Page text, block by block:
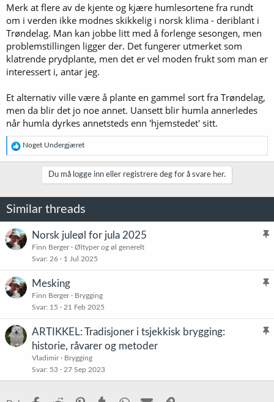
Merk at flere av de kjente og kjære humlesortene fra rundt
om i verden ikke modnes skikkelig i norsk klima - deriblant i
Trøndelag. Man kan jobbe litt med å forlenge sesongen, men
problemstillingen ligger der. Det fungerer utmerket som
klatrende prydplante, men det er vel moden frukt som man er
interessert i, antar jeg.
Et alternativ ville være å plante en gammel sort fra Trøndelag,
men da blir det jo noe annet. Uansett blir humla annerledes
når humla dyrkes annetsteds enn 'hjemstedet' sitt.
R
e
a
n
e
r
:
Noget Undergjæret
Du må logge inn eller registrere deg for å svare her.
Similar threads
K
t
Norsk juleøl for jula 2025
Finn Berger
Øltyper og øl generelt
Svar 26 1 Jul 2025
K
t
Mesking
Finn Berger
Brygging
Svar 15 21 Feb 2025
K
t
ARTIKKEL: Tradisjoner i tsjekkisk brygging:
historie, råvarer og metoder
Vladimir
Brygging
Svar 53 27 Sep 2023